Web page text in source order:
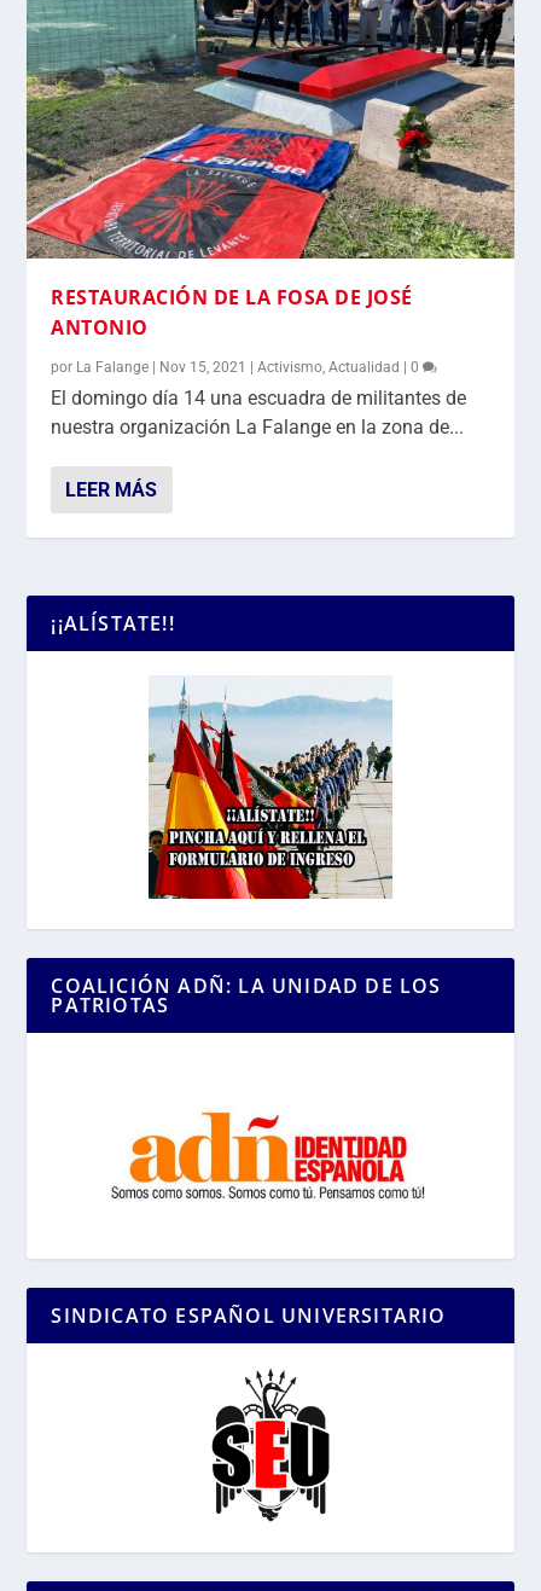
RESTAURACIÓN DE LA FOSA DE JOSÉ
ANTONIO
por La Falange | Nov 15, 2021 |Activismo ,Actualidad |0
El domingo día 14 una escuadra de militantes de
nuestra organización La Falange en la zona de...
LEER MÁS
¡¡ALÍSTATE!!
COALICIÓN ADÑ: LA UNIDAD DE LOS
PATRIOTAS
SINDICATO ESPAÑOL UNIVERSITARIO